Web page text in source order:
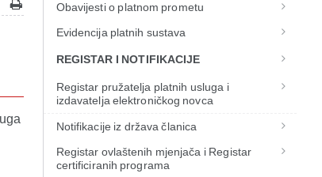
Obavijesti o platnom prometu
Evidencija platnih sustava
REGISTAR I NOTIFIKACIJE
Registar pružatelja platnih usluga i
izdavatelja elektroničkog novca
Notifikacije iz država članica
Registar ovlaštenih mjenjača i Registar
certificiranih programa